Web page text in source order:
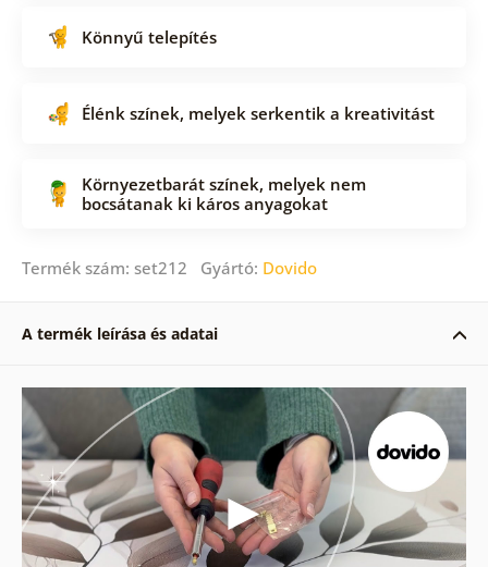
Könnyű telepítés
Élénk színek, melyek serkentik a kreativitást
Környezetbarát színek, melyek nem
bocsátanak ki káros anyagokat
Termék szám: set212 Gyártó: Dovido
A termék leírása és adatai